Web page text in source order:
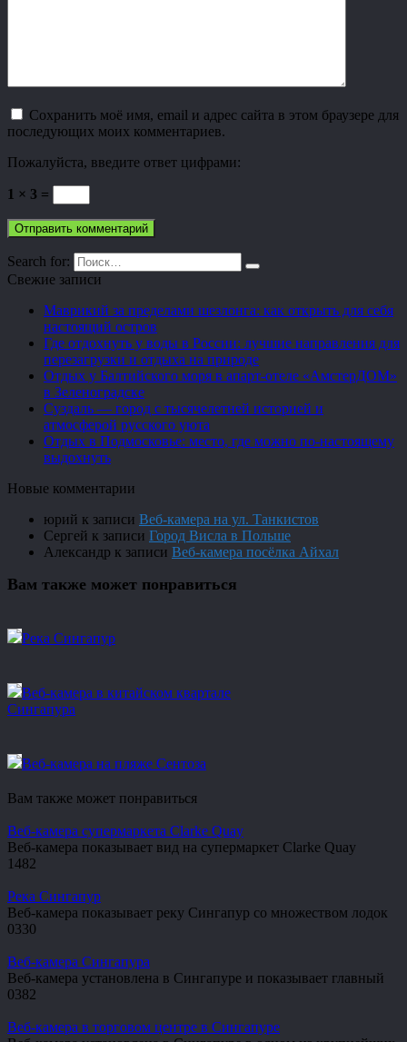
Сохранить моё имя, email и адрес сайта в этом браузере для
последующих моих комментариев.
Пожалуйста, введите ответ цифрами:
1 × 3 =
Search for:
Свежие записи
Маврикий за пределами шезлонга: как открыть для себя
настоящий остров
Где отдохнуть у воды в России: лучшие направления для
перезагрузки и отдыха на природе
Отдых у Балтийского моря в апарт-отеле «АмстерДОМ»
в Зеленоградске
Суздаль — город с тысячелетней историей и
атмосферой русского уюта
Отдых в Подмосковье: место, где можно по-настоящему
выдохнуть
Новые комментарии
юрий к записи Веб-камера на ул. Танкистов
Сергей к записи Город Висла в Польше
Александр к записи Веб-камера посёлка Айхал
Вам также может понравиться
Река Сингапур
Веб-камера в китайском квартале
Сингапура
Веб-камера на пляже Сентоза
Вам также может понравиться
Веб-камера супермаркета Clarke Quay
Веб-камера показывает вид на супермаркет Clarke Quay
1482
Река Сингапур
Веб-камера показывает реку Сингапур со множеством лодок
0330
Веб-камера Сингапура
Веб-камера установлена в Сингапуре и показывает главный
0382
Веб-камера в торговом центре в Сингапуре